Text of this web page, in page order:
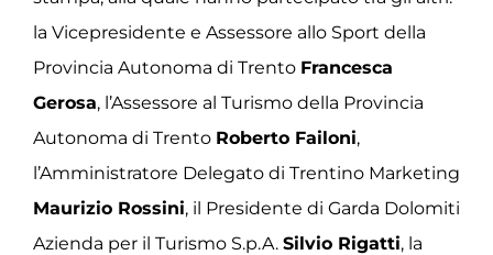
la Vicepresidente e Assessore allo Sport della
Provincia Autonoma di Trento Francesca
Gerosa, l’Assessore al Turismo della Provincia
Autonoma di Trento Roberto Failoni,
l’Amministratore Delegato di Trentino Marketing
Maurizio Rossini, il Presidente di Garda Dolomiti
Azienda per il Turismo S.p.A. Silvio Rigatti, la